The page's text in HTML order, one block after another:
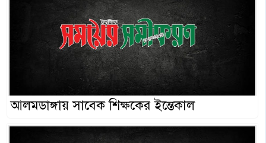
আলমডাঙ্গায় সাবেক শিক্ষকের ইন্তেকাল